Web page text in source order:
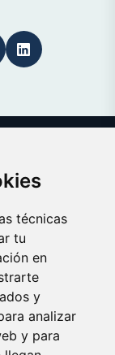
técnicas
tu
en
y
analizar
y para